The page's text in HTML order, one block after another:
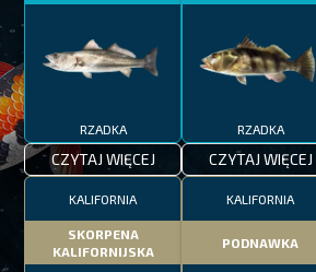
RZADKA
CZYTAJ WIĘCEJ
RZADKA
CZYTAJ WIĘCEJ
KALIFORNIA
SKORPENA
KALIFORNIJSKA
KALIFORNIA
PODNAWKA